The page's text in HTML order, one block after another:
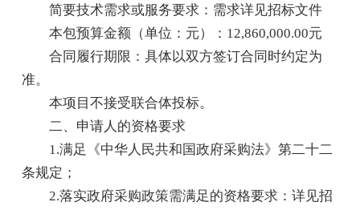
简要技术需求或服务要求：需求详见招标文件
本包预算金额（单位：元）：12,860,000.00元
合同履行期限：具体以双方签订合同时约定为
准。
本项目不接受联合体投标。
二、申请人的资格要求
1.满足《中华人民共和国政府采购法》第二十二
条规定；
2.落实政府采购政策需满足的资格要求：详见招